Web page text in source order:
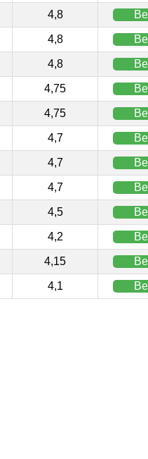
4,8
4,8
4,8
4,75
4,75
4,7
4,7
4,7
4,5
4,2
4,15
4,1